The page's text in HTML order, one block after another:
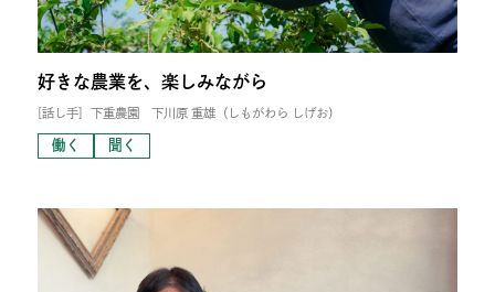
好きな農業を、楽しみながら
[話し手] 下重農園 下川原 重雄（しもがわら しげお）
働く 聞く